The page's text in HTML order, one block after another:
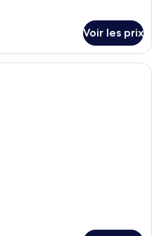
Voir les prix
Une rangée de chalets modernes